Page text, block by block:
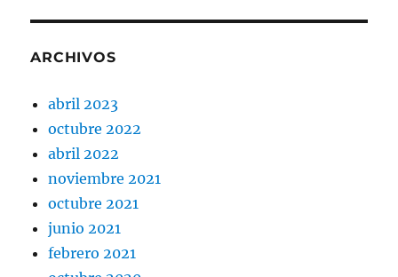
ARCHIVOS
abril 2023
octubre 2022
abril 2022
noviembre 2021
octubre 2021
junio 2021
febrero 2021